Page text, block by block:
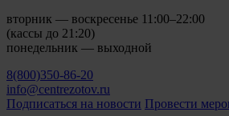
вторник — воскресенье 11:00–22:00
(кассы до 21:20)
понедельник — выходной
8(800)350-86-20
info@centrezotov.ru
Подписаться на новости Провести